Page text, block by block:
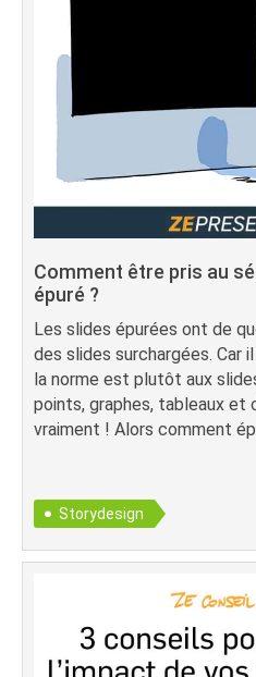
Comment être pris au
épuré ?
Les slides épurées ont de
des slides surchargées. Car
la norme est plutôt aux
points, graphes, tableaux et
vraiment ! Alors comment
Storydesign